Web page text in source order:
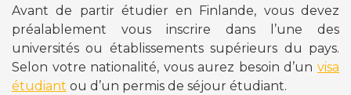
Avant de partir étudier en Finlande, vous devez
préalablement vous inscrire dans l’une des
universités ou établissements supérieurs du pays.
Selon votre nationalité, vous aurez besoin d’un visa
étudiant ou d’un permis de séjour étudiant.